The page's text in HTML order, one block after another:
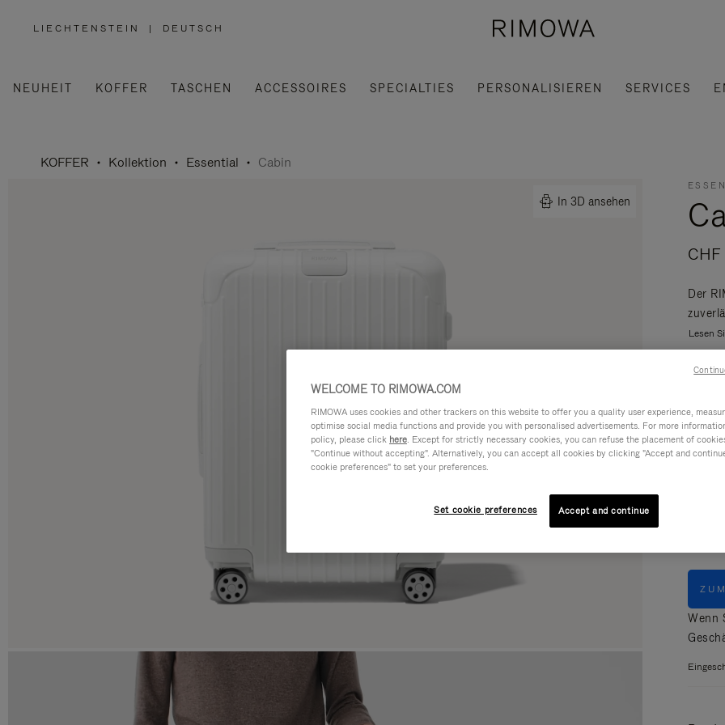
LIECHTENSTEIN
,
AUS
| DEUTSCH
NEUHEIT KOFFER TASCHEN ACCESSOIRES SPECIALTIES PERSONALISIEREN SERVICES
KOFFER Kollektion Essential Cabin
In 3D ansehen
Der
Lesen
Farbe
Wenn
WELCOME TO RIMOWA.COM
RIMOWA uses cookies and other trackers on this website to offer you a quality user experience,
optimise social media functions and provide you with personalised advertisements. For more
policy, please click here. Except for strictly necessary cookies, you can refuse the placement of
"Continue without accepting". Alternatively, you can accept all cookies by clicking "Accept and
cookie preferences" to set your preferences.
Set cookie preferences Accept and continue